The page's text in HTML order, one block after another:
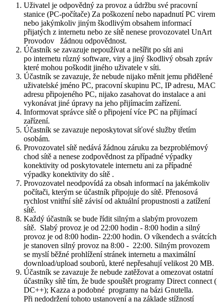
Uživatel je odpovědný za provoz a údržbu své pracovní
stanice (PC-počítače) Za poškození nebo napadnutí PC virem
nebo jakýmkoliv jiným škodlivým obsahem informací
přijatých z internetu nebo ze sítě nenese provozovatel UnArt
Provodov žádnou odpovědnost.
Účastník se zavazuje nepoužívat a nešířit po síti ani
po internetu různý software, viry a jiný škodlivý obsah zpráv
které mohou poškodit jiného uživatele v síti.
Účastník se zavazuje, že nebude nijako měnit jemu přidělené
uživatelské jméno PC, pracovní skupinu PC, IP adresu, MAC
adresu připojeného PC, nijako zasahovat do instalace a ani
vykonávat jiné úpravy na jeho přijímacím zařízení.
Informovat správce sítě o připojení více PC na přijímací
zařízení.
Účastník se zavazuje neposkytovat síťové služby třetím
osobám.
Provozovatel sítě nedává žádnou záruku za bezproblémový
chod sítě a nenese zodpovědnost za případné výpadky
konektivity od poskytovatele internetu ani za případné
výpadky konektivity do sítě .
Provozovatel neodpovídá za obsah informací na jakémkoliv
počítači, kterým se účastník připojuje do sítě. Přenosová
rychlost vnitřní sítě závisí od aktuální propustnosti a zatížení
sítě.
Každý účastník se bude řídit silným a slabým provozem
sítě. Slabý provoz je od 22:00 hodin - 8:00 hodin a silný
provoz je od 8:00 hodin- 22:00 hodin. O víkendech a svátcích
je stanoven silný provoz na 8:00 - 22:00. Silným provozem
se myslí běžné prohlížení stránek internetu a maximální
download/upload souborů, které nepřesahují velikost 20 MB.
Účastník se zavazuje že nebude zatěžovat a omezovat ostatní
účastníky sítě tím, že bude spouštět programy Direct connect (
DC++); Kazza a podobné programy na bázi Gnutella.
Při nedodržení tohoto ustanovení a na základe stížností